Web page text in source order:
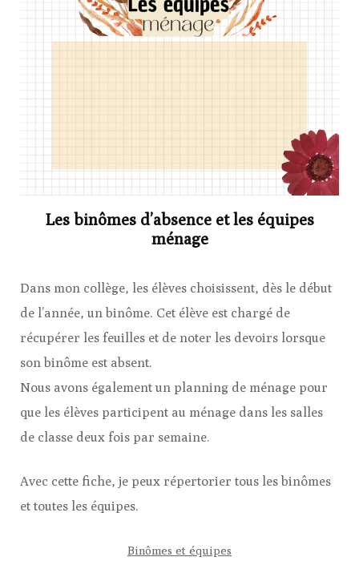
Les binômes d’absence et les équipes
ménage
Dans mon collège, les élèves choisissent, dès le début
de l’année, un binôme. Cet élève est chargé de
récupérer les feuilles et de noter les devoirs lorsque
son binôme est absent.
Nous avons également un planning de ménage pour
que les élèves participent au ménage dans les salles
de classe deux fois par semaine.
Avec cette fiche, je peux répertorier tous les binômes
et toutes les équipes.
Binômes et équipes